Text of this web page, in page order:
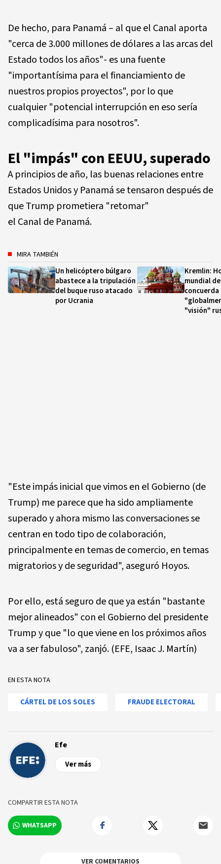
De hecho, para Panamá – al que el Canal aporta
"cerca de 3.000 millones de dólares a las arcas del
Estado todos los años"- es una fuente
"importantísima para el financiamiento de
nuestros propios proyectos", por lo que
cualquier "potencial interrupción en eso sería
complicadísima para nosotros".
El "impás" con EEUU, superado
A principios de año, las buenas relaciones entre
Estados Unidos y Panamá se tensaron después de
que Trump prometiera "retomar"
el Canal de Panamá.
MIRA TAMBIÉN
Un helicóptero búlgaro
abastece a la tripulación
del buque ruso atacado
por Ucrania
Kremlin:
mundial
concuerda
"visión"
"Este impás inicial que vimos en el Gobierno (de
Trump) me parece que ha sido ampliamente
superado y ahora mismo las conversaciones se
centran en todo tipo de colaboración,
principalmente en temas de comercio, en temas
migratorios y de seguridad", aseguró Hoyos.
Por ello, está seguro de que ya están "bastante
mejor alineados" con el Gobierno del presidente
Trump y que "lo que viene en los próximos años
va a ser fabuloso", zanjó. (EFE, Isaac J. Martín)
EN ESTA NOTA
CÁRTEL DE LOS SOLES FRAUDE ELECTORAL
Efe
Ver más
COMPARTIR ESTA NOTA
WHATSAPP
VER COMENTARIOS